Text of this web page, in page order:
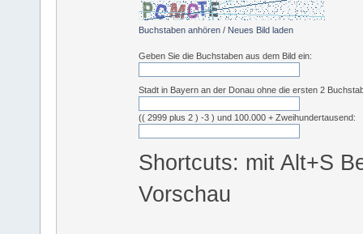
Buchstaben anhören / Neues Bild laden
Geben Sie die Buchstaben aus dem Bild ein:
Stadt in Bayern an der Donau ohne die ersten 2
(( 2999 plus 2 ) -3 ) und 100.000 + Zweihundertausend:
Shortcuts: mit Alt+S
Vorschau